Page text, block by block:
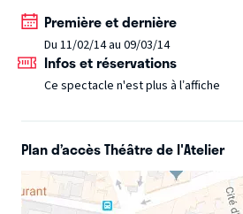
Première et dernière
Du 11/02/14 au 09/03/14
Infos et réservations
Ce spectacle n'est plus à l’affiche
Plan d’accès Théâtre de l'Atelier